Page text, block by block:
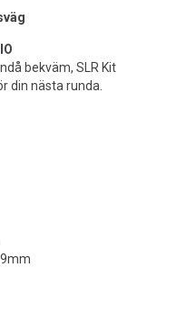
bekväm, SLR Kit
din nästa runda.